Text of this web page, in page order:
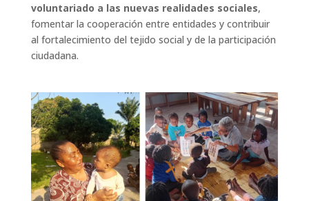
voluntariado a las nuevas realidades sociales,
fomentar la cooperación entre entidades y contribuir
al fortalecimiento del tejido social y de la participación
ciudadana.